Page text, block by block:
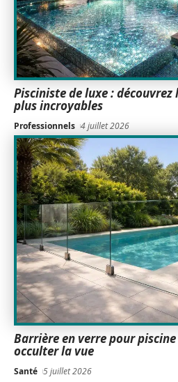
Pisciniste de luxe :
plus incroyables
Professionnels 4 juillet 2026
Barrière en verre pour
occulter la vue
Santé 5 juillet 2026